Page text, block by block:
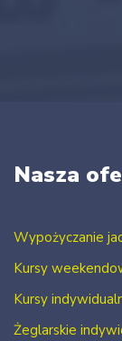
Nasza
Wypożyczanie
Kursy
Kursy
Żeglarskie